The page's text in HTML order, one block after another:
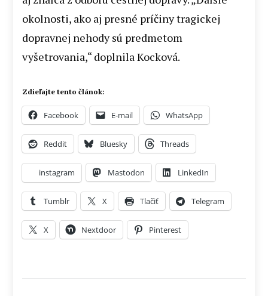
okolnosti, ako aj presné príčiny tragickej
dopravnej nehody sú predmetom
vyšetrovania,“ doplnila Kocková.
Zdieľajte tento článok:
Facebook E-mail WhatsApp
Reddit Bluesky Threads
instagram Mastodon LinkedIn
Tumblr X Tlačiť Telegram
X Nextdoor Pinterest